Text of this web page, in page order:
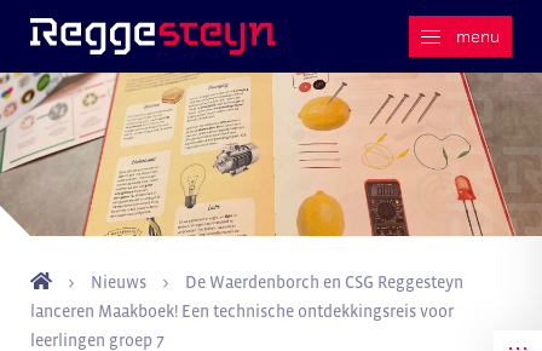
Nieuws
De Waerdenborch en CSG Reggesteyn
lanceren Maakboek! Een technische ontdekkingsreis voor
leerlingen groep 7